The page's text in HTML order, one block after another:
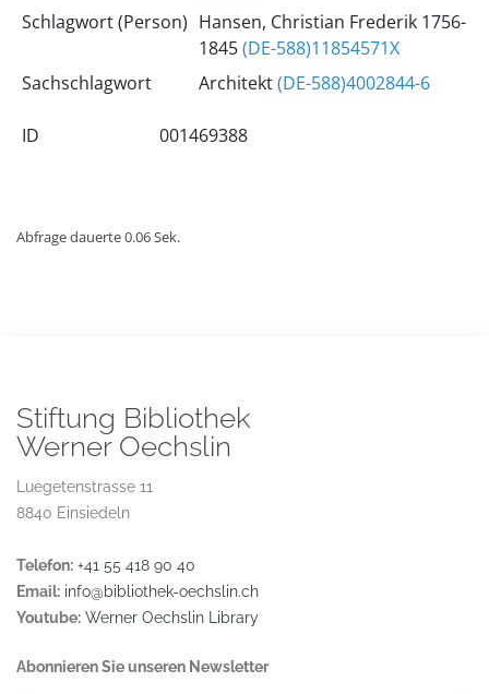
Schlagwort (Person) Hansen, Christian Frederik 1756-
1845(DE-588)11854571X
Sachschlagwort
Architekt(DE-588)4002844-6
ID 001469388
Abfrage dauerte 0.06 Sek.
Stiftung Bibliothek
Werner Oechslin
Luegetenstrasse 11
8840 Einsiedeln
Telefon: +41 55 418 90 40
Email: info@bibliothek-oechslin.ch
Youtube: Werner Oechslin Library
Abonnieren Sie unseren Newsletter